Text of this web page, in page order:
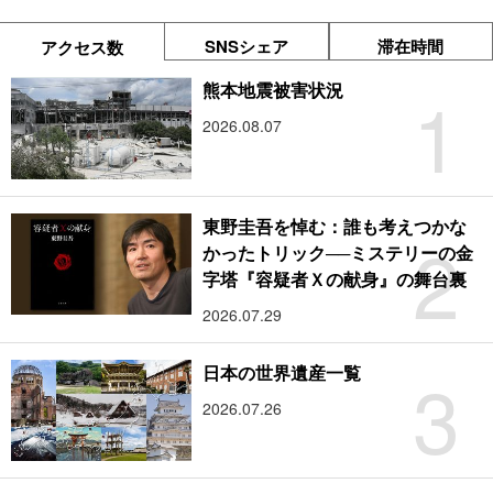
アクセス数 SNSシェア 滞在時間
1
熊本地震被害状況
2026.08.07
2
東野圭吾を悼む：誰も考えつかな
かったトリック──ミステリーの金
字塔『容疑者Ｘの献身』の舞台裏
2026.07.29
3
日本の世界遺産一覧
2026.07.26